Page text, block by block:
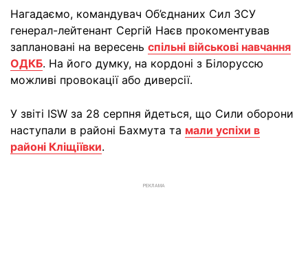
Нагадаємо, командувач Об’єднаних Сил ЗСУ
генерал-лейтенант Сергій Наєв прокоментував
заплановані на вересень спільні військові навчання
ОДКБ. На його думку, на кордоні з Білоруссю
можливі провокації або диверсії.
У звіті ISW за 28 серпня йдеться, що Сили оборони
наступали в районі Бахмута та мали успіхи в
районі Кліщіївки.
РЕКЛАМА